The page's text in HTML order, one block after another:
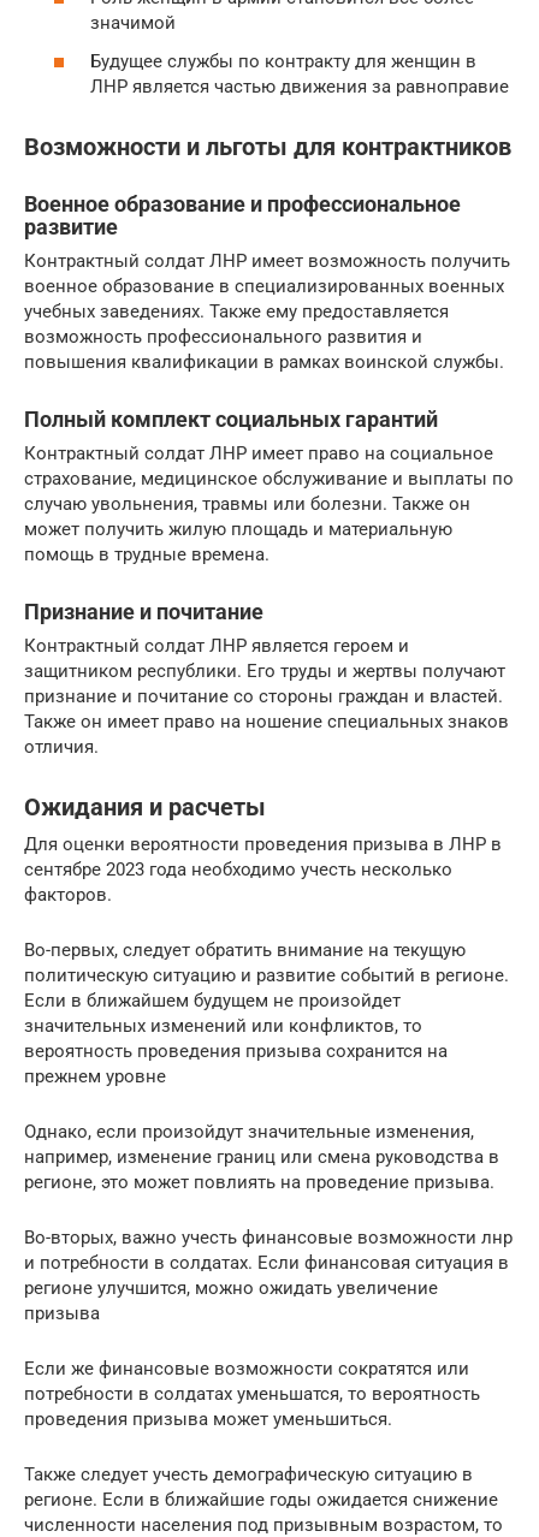
значимой
Будущее службы по контракту для женщин в
ЛНР является частью движения за равноправие
Возможности и льготы для контрактников
Военное образование и профессиональное
развитие
Контрактный солдат ЛНР имеет возможность получить
военное образование в специализированных военных
учебных заведениях. Также ему предоставляется
возможность профессионального развития и
повышения квалификации в рамках воинской службы.
Полный комплект социальных гарантий
Контрактный солдат ЛНР имеет право на социальное
страхование, медицинское обслуживание и выплаты по
случаю увольнения, травмы или болезни. Также он
может получить жилую площадь и материальную
помощь в трудные времена.
Признание и почитание
Контрактный солдат ЛНР является героем и
защитником республики. Его труды и жертвы получают
признание и почитание со стороны граждан и властей.
Также он имеет право на ношение специальных знаков
отличия.
Ожидания и расчеты
Для оценки вероятности проведения призыва в ЛНР в
сентябре 2023 года необходимо учесть несколько
факторов.
Во-первых, следует обратить внимание на текущую
политическую ситуацию и развитие событий в регионе.
Если в ближайшем будущем не произойдет
значительных изменений или конфликтов, то
вероятность проведения призыва сохранится на
прежнем уровне
Однако, если произойдут значительные изменения,
например, изменение границ или смена руководства в
регионе, это может повлиять на проведение призыва.
Во-вторых, важно учесть финансовые возможности лнр
и потребности в солдатах. Если финансовая ситуация в
регионе улучшится, можно ожидать увеличение
призыва
Если же финансовые возможности сократятся или
потребности в солдатах уменьшатся, то вероятность
проведения призыва может уменьшиться.
Также следует учесть демографическую ситуацию в
регионе. Если в ближайшие годы ожидается снижение
численности населения под призывным возрастом, то